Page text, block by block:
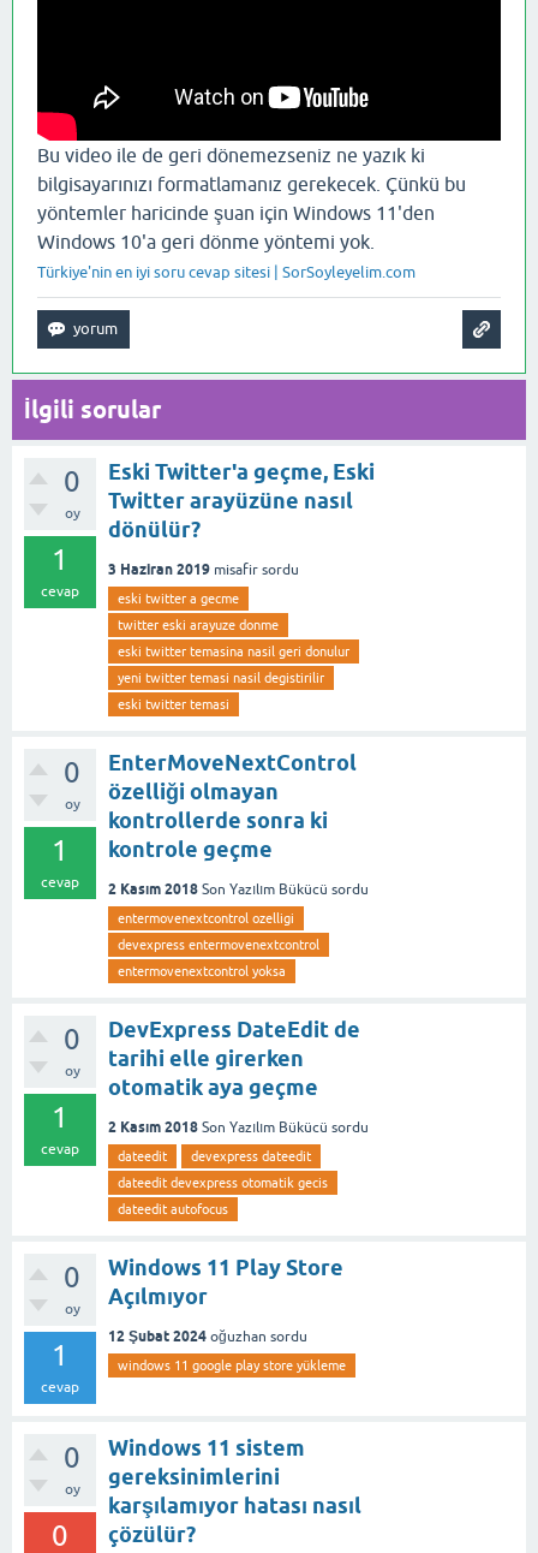
Bu video ile de geri dönemezseniz ne yazık ki
bilgisayarınızı formatlamanız gerekecek. Çünkü bu
yöntemler haricinde şuan için Windows 11'den
Windows 10'a geri dönme yöntemi yok.
Türkiye'nin en iyi soru cevap sitesi | SorSoyleyelim.com
İlgili sorular
0
oy
1
cevap
Eski Twitter'a geçme, Eski
Twitter arayüzüne nasıl
dönülür?
3 Haziran 2019 misafir sordu
eski twitter a gecme
twitter eski arayuze donme
eski twitter temasina nasil geri donulur
yeni twitter temasi nasil degistirilir
eski twitter temasi
0
oy
1
cevap
EnterMoveNextControl
özelliği olmayan
kontrollerde sonra ki
kontrole geçme
2 Kasım 2018 Son Yazılım Bükücü sordu
entermovenextcontrol ozelligi
devexpress entermovenextcontrol
entermovenextcontrol yoksa
0
oy
1
cevap
DevExpress DateEdit de
tarihi elle girerken
otomatik aya geçme
2 Kasım 2018 Son Yazılım Bükücü sordu
dateedit
devexpress dateedit
dateedit devexpress otomatik gecis
dateedit autofocus
0
oy
1
cevap
Windows 11 Play Store
Açılmıyor
12 Şubat 2024 oğuzhan sordu
windows 11 google play store yükleme
0
oy
0
Windows 11 sistem
gereksinimlerini
karşılamıyor hatası nasıl
çözülür?